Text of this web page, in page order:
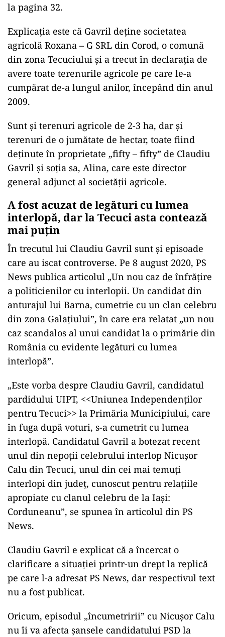
la pagina 32.
Explicația este că Gavril deține societatea
agricolă Roxana – G SRL din Corod, o comună
din zona Tecuciului și a trecut în declarația de
avere toate terenurile agricole pe care le-a
cumpărat de-a lungul anilor, începând din anul
2009.
Sunt și terenuri agricole de 2-3 ha, dar și
terenuri de o jumătate de hectar, toate fiind
deținute în proprietate „fifty – fifty” de Claudiu
Gavril și soția sa, Alina, care este director
general adjunct al societății agricole.
A fost acuzat de legături cu lumea
interlopă, dar la Tecuci asta contează
mai puțin
În trecutul lui Claudiu Gavril sunt și episoade
care au iscat controverse. Pe 8 august 2020, PS
News publica articolul „Un nou caz de înfrățire
a politicienilor cu interlopii. Un candidat din
anturajul lui Barna, cumetrie cu un clan celebru
din zona Galațiului”, în care era relatat „un nou
caz scandalos al unui candidat la o primărie din
România cu evidente legături cu lumea
interlopă”.
„Este vorba despre Claudiu Gavril, candidatul
pardidului UIPT, <<Uniunea Independenţilor
pentru Tecuci>> la Primăria Municipiului, care
în fuga după voturi, s-a cumetrit cu lumea
interlopă. Candidatul Gavril a botezat recent
unul din nepoții celebrului interlop Nicușor
Calu din Tecuci, unul din cei mai temuți
interlopi din județ, cunoscut pentru relațiile
apropiate cu clanul celebru de la Iași:
Corduneanu”, se spunea în articolul din PS
News.
Claudiu Gavril e explicat că a încercat o
clarificare a situației printr-un drept la replică
pe care l-a adresat PS News, dar respectivul text
nu a fost publicat.
Oricum, episodul „încumetririi” cu Nicușor Calu
nu îi va afecta șansele candidatului PSD la